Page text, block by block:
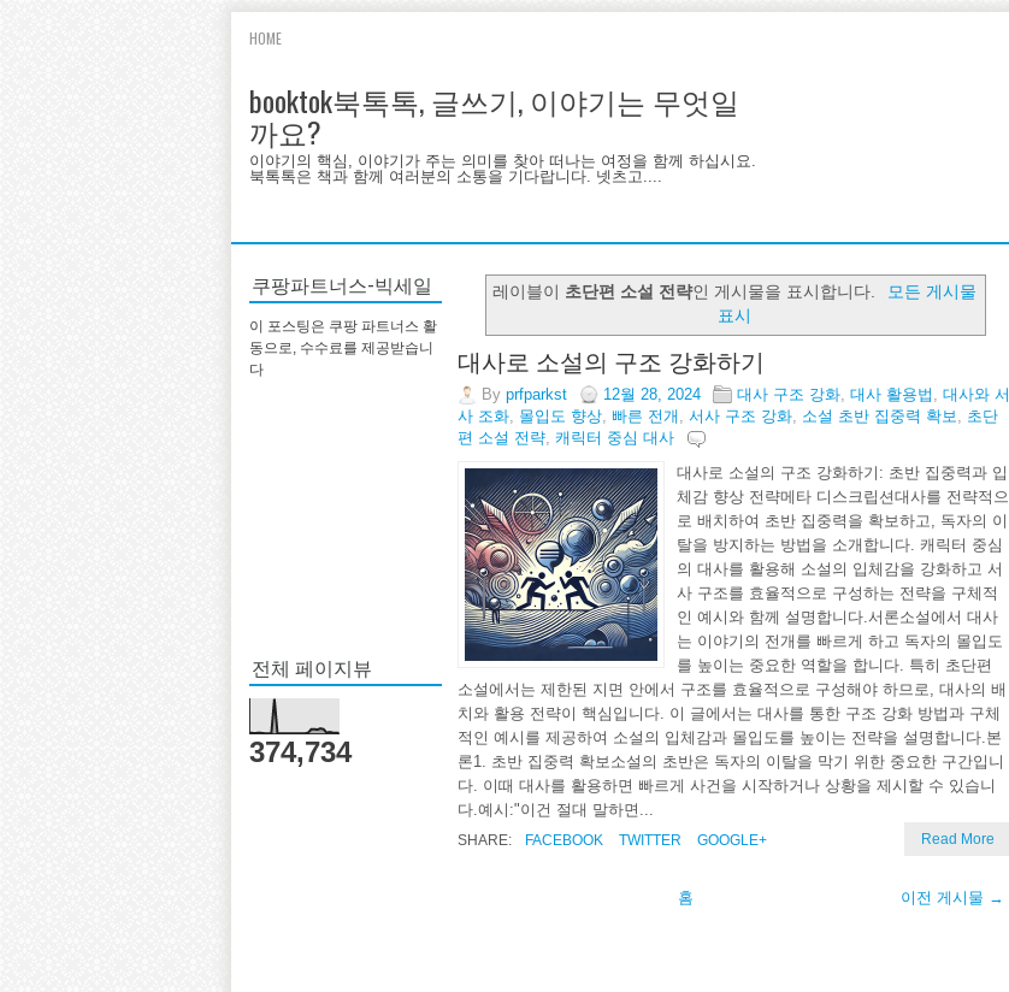
HOME
booktok북톡톡, 글쓰기, 이야기는 무엇일
까요?
이야기의 핵심, 이야기가 주는 의미를 찾아 떠나는 여정을 함께 하십시요.
북톡톡은 책과 함께 여러분의 소통을 기다랍니다. 넷츠고....
쿠팡파트너스-빅세일
이 포스팅은 쿠팡 파트너스 활
동으로, 수수료를 제공받습니
다
전체 페이지뷰
374,734
레이블이 초단편 소설 전략인 게시물을 표시합니다.
모든 게시물
표시
대사로 소설의 구조 강화하기
By prfparkst 12월 28, 2024 대사 구조 강화 대사 활용법
대사와 서
사 조화 몰입도 향상 빠른 전개 서사 구조 강화 소설 초반 집중력 확보
초단
편 소설 전략 캐릭터 중심 대사
대사로 소설의 구조 강화하기: 초반 집중력과 입
체감 향상 전략메타 디스크립션대사를 전략적으
로 배치하여 초반 집중력을 확보하고, 독자의 이
탈을 방지하는 방법을 소개합니다. 캐릭터 중심
의 대사를 활용해 소설의 입체감을 강화하고 서
사 구조를 효율적으로 구성하는 전략을 구체적
인 예시와 함께 설명합니다.서론소설에서 대사
는 이야기의 전개를 빠르게 하고 독자의 몰입도
를 높이는 중요한 역할을 합니다. 특히 초단편
소설에서는 제한된 지면 안에서 구조를 효율적으로 구성해야 하므로, 대사의 배
치와 활용 전략이 핵심입니다. 이 글에서는 대사를 통한 구조 강화 방법과 구체
적인 예시를 제공하여 소설의 입체감과 몰입도를 높이는 전략을 설명합니다.본
론1. 초반 집중력 확보소설의 초반은 독자의 이탈을 막기 위한 중요한 구간입니
다. 이때 대사를 활용하면 빠르게 사건을 시작하거나 상황을 제시할 수 있습니
다.예시:"이건 절대 말하면...
SHARE: FACEBOOK TWITTER GOOGLE+ Read More
이전 게시물 →
홈